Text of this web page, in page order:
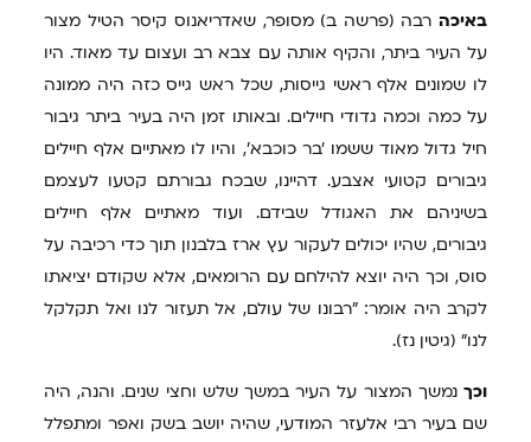
באיכה רבה (פרשה ב) מסופר, שאדריאנוס קיסר הטיל מצור
על העיר ביתר, והקיף אותה עם צבא רב ועצום עד מאוד. היו
לו שמונים אלף ראשי גייסות, שכל ראש גייס כזה היה ממונה
על כמה וכמה גדודי חיילים. ובאותו זמן היה בעיר ביתר גיבור
חיל גדול מאוד ששמו 'בר כוכבא', והיו לו מאתיים אלף חיילים
גיבורים קטועי אצבע. דהיינו, שבכח גבורתם קטעו לעצמם
בשיניהם את האגודל שבידם. ועוד מאתיים אלף חיילים
גיבורים, שהיו יכולים לעקור עץ ארז בלבנון תוך כדי רכיבה על
סוס, וכך היה יוצא להילחם עם הרומאים, אלא שקודם יציאתו
לקרב היה אומר: "רבונו של עולם, אל תעזור לנו ואל תקלקל
לנו" (גיטין נז).
וכך נמשך המצור על העיר במשך שלש וחצי שנים. והנה, היה
שם בעיר רבי אלעזר המודעי, שהיה יושב בשק ואפר ומתפלל